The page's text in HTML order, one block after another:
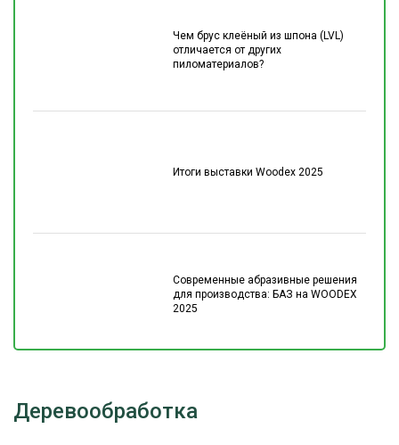
Чем брус клеёный из шпона (LVL)
отличается от других
пиломатериалов?
Итоги выставки Woodex 2025
Современные абразивные решения
для производства: БАЗ на WOODEX
2025
Деревообработка